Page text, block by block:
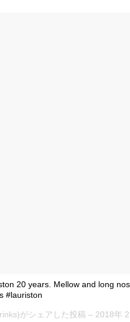
20 years. Mellow and long
#lauriston
がシェアした投稿 – 2018年 2月月23日午前12時